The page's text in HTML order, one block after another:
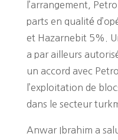
l’arrangement,
parts en qualité
et Hazarnebit 5%.
a par ailleurs
un accord avec
l’exploitation de
dans le secteur
Anwar Ibrahim a